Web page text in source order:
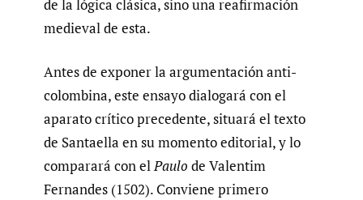
de la lógica clásica, sino una reafirmación
medieval de esta.
Antes de exponer la argumentación anti-
colombina, este ensayo dialogará con el
aparato crítico precedente, situará el texto
de Santaella en su momento editorial, y lo
comparará con elPaulo de Valentim
Fernandes (1502). Conviene primero